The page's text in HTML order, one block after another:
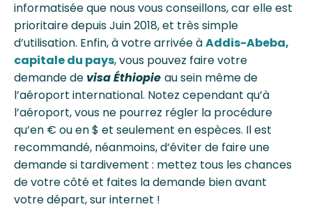
informatisée que nous vous conseillons, car elle est
prioritaire depuis Juin 2018, et très simple
d’utilisation. Enfin, à votre arrivée àAddis-Abeba,
capitale du pays, vous pouvez faire votre
demande de visa Éthiopie au sein même de
l’aéroport international. Notez cependant qu’à
l’aéroport, vous ne pourrez régler la procédure
qu’en € ou en $ et seulement en espèces. Il est
recommandé, néanmoins, d’éviter de faire une
demande si tardivement : mettez tous les chances
de votre côté et faites la demande bien avant
votre départ, sur internet !